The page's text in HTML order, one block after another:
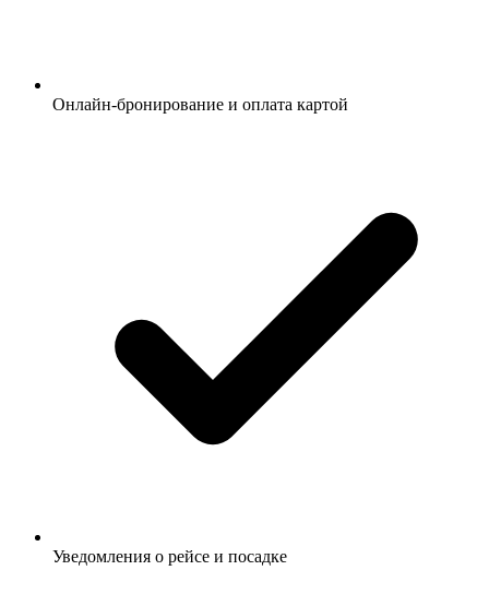
Онлайн-бронирование и оплата картой
Уведомления о рейсе и посадке